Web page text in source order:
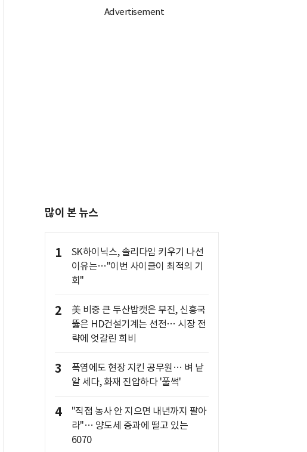
많이 본 뉴스
1
SK하이닉스, 솔리다임 키우기 나선
이유는…"이번 사이클이 최적의 기
회"
2
美 비중 큰 두산밥캣은 부진, 신흥국
뚫은 HD건설기계는 선전… 시장 전
략에 엇갈린 희비
3
폭염에도 현장 지킨 공무원… 벼 낱
알 세다, 화재 진압하다 '풀썩'
4
"직접 농사 안 지으면 내년까지 팔아
라"… 양도세 중과에 떨고 있는
6070